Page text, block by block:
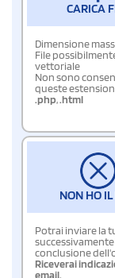
CARICA
Dimensione
File
vettoriale
Non sono
queste
.php,.html
NON HO IL
Potrai inviare la
successivamente
conclusione
Riceverai
email.